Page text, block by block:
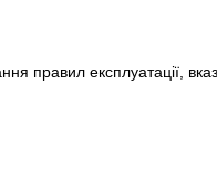
правил експлуатації,